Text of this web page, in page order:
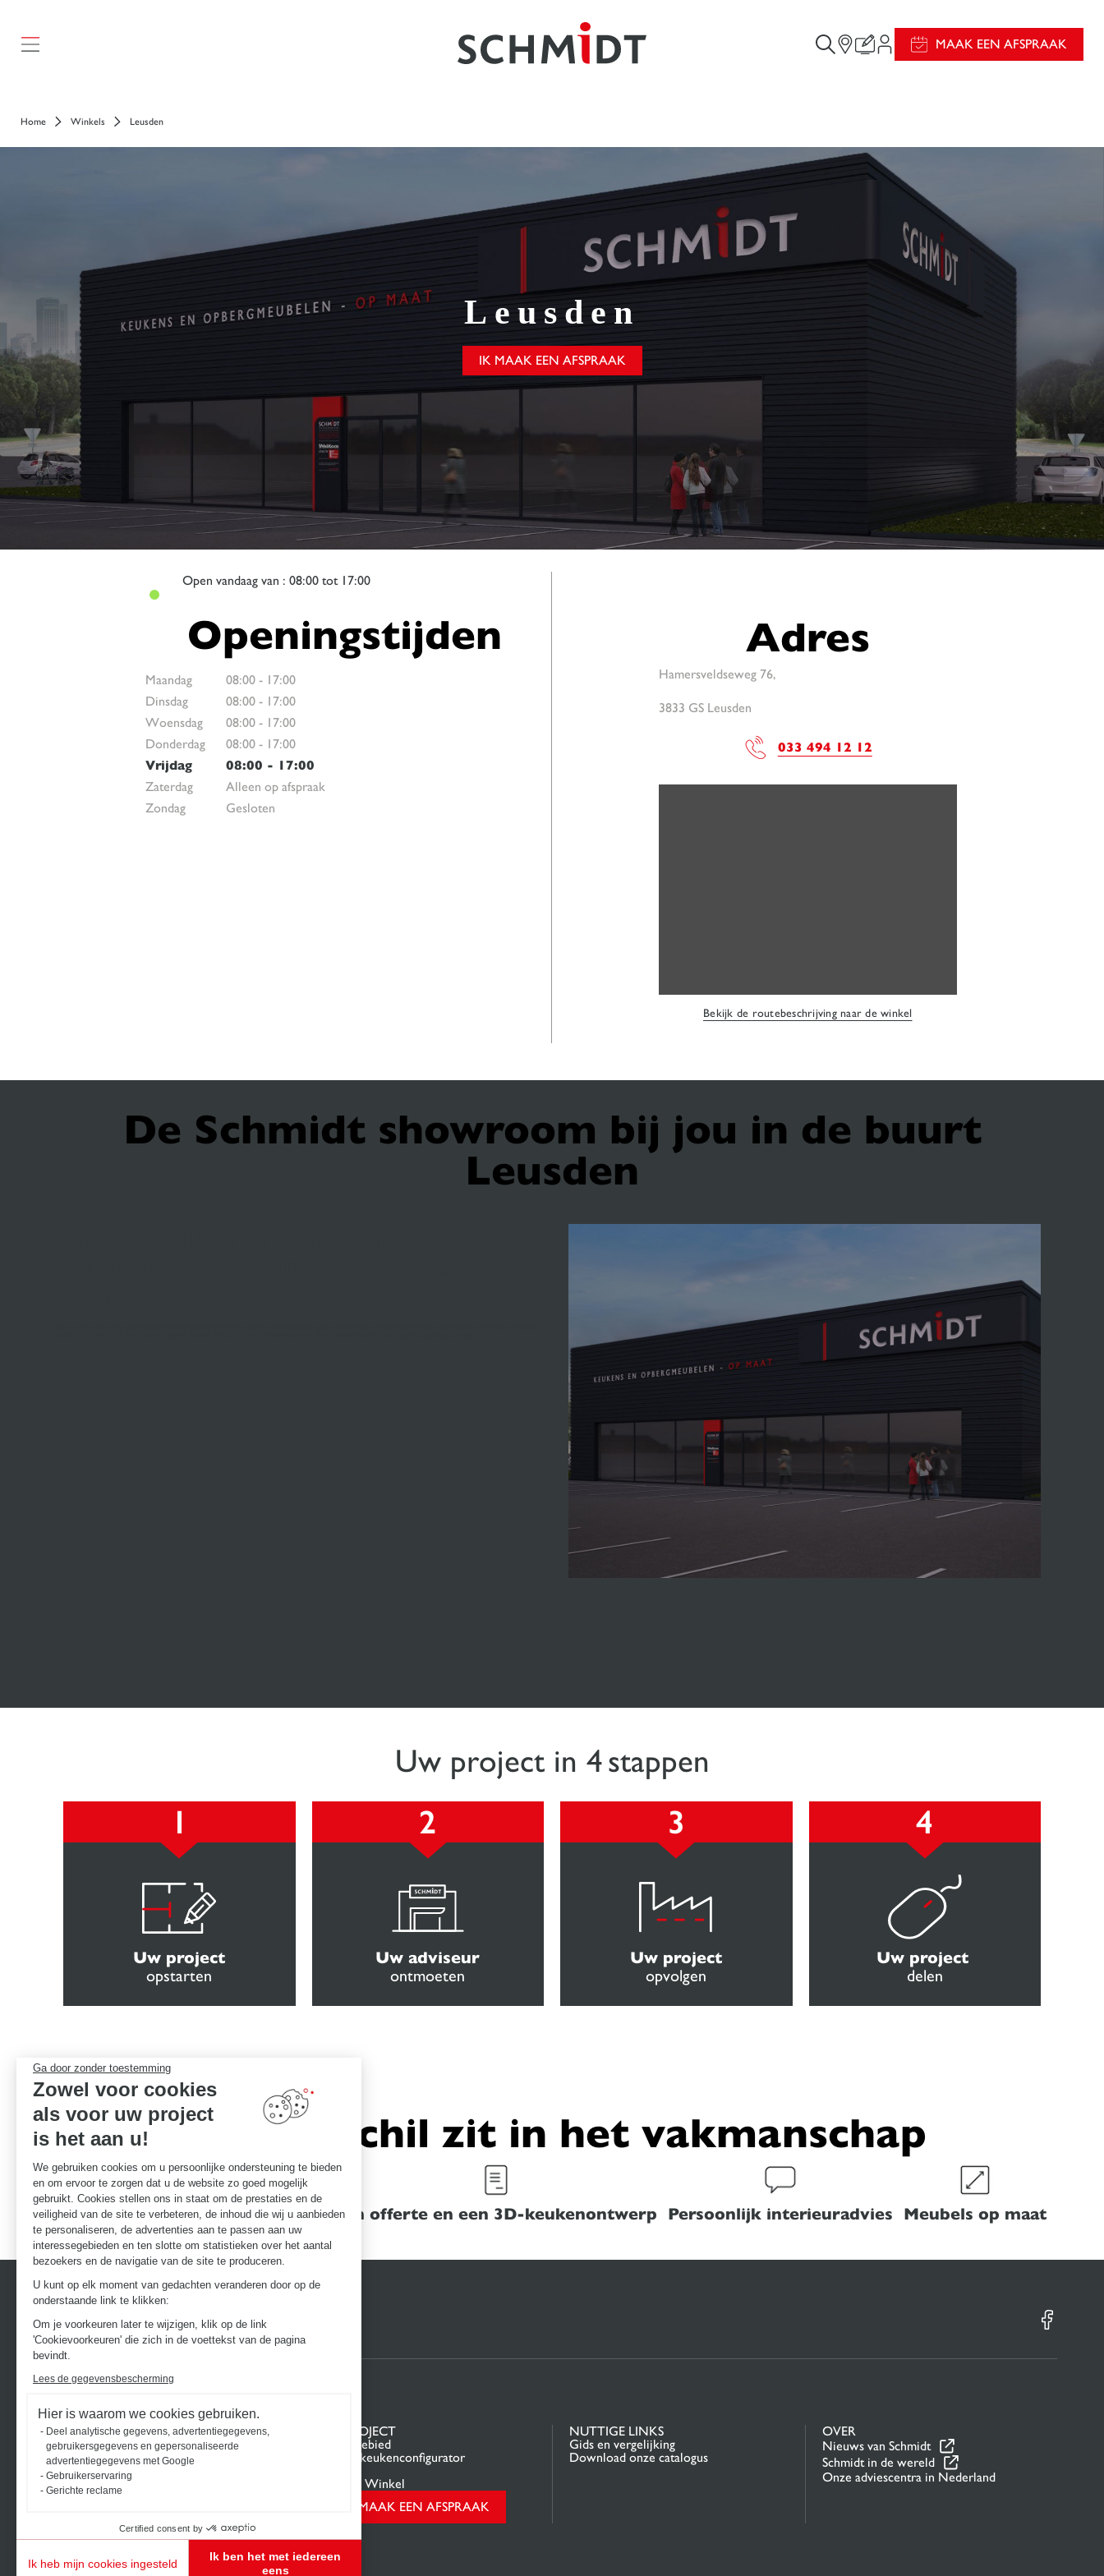
Ga door zonder toestemming
Zowel voor cookies
als voor uw project
is het aan u!
We gebruiken cookies om u persoonlijke ondersteuning te bieden
en om ervoor te zorgen dat u de website zo goed mogelijk
gebruikt. Cookies stellen ons in staat om de prestaties en de
veiligheid van de site te verbeteren, de inhoud die wij u aanbieden
te personaliseren, de advertenties aan te passen aan uw
interessegebieden en ten slotte om statistieken over het aantal
bezoekers en de navigatie van de site te produceren.
U kunt op elk moment van gedachten veranderen door op de
onderstaande link te klikken:
Om je voorkeuren later te wijzigen, klik op de link
'Cookievoorkeuren' die zich in de voettekst van de pagina
bevindt.
Lees de gegevensbescherming
Hier is waarom we cookies gebruiken.
Deel analytische gegevens, advertentiegegevens,
gebruikersgegevens en gepersonaliseerde
advertentiegegevens met Google
Gebruikerservaring
Gerichte reclame
Certified consent by
Ik heb mijn cookies ingesteld
Ik ben het met iedereen
eens
MAAK EEN AFSPRAAK
Home Winkels Leusden
Leusden
IK MAAK EEN AFSPRAAK
Open vandaag van : 08:00 tot 17:00
Openingstijden
Maandag 08:00 - 17:00
Dinsdag
08:00 - 17:00
Woensdag
08:00 - 17:00
Donderdag
08:00 - 17:00
Vrijdag
08:00 - 17:00
Zaterdag
Alleen op afspraak
Zondag
Gesloten
Adres
Hamersveldseweg 76,
3833 GS Leusden
033 494 12 12
Bekijk de routebeschrijving naar de winkel
De Schmidt showroom bij jou in de buurt
Leusden
Uw project in 4 stappen
Uw project
opstarten
Uw adviseur
ontmoeten
Uw project
opvolgen
Uw project
delen
Het verschil zit in het vakmanschap
Garanties voor uitmuntendheid Een offerte en een 3D-keukenontwerp Persoonlijk interieuradvies Meubels op maat
ONTDEK HET UNIVERSUM VAN
SCHMIDT
Keukens op maat
Badkamers op maat
UW PROJECT
Projectgebied
Uw 3D-keukenconfigurator
Vind uw Winkel
MAAK EEN AFSPRAAK
NUTTIGE LINKS
Gids en vergelijking
Download onze catalogus
OVER
Nieuws van Schmidt
Schmidt in de wereld
Onze adviescentra in Nederland